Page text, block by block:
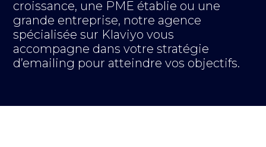
croissance, une PME établie ou une
grande entreprise, notre agence
spécialisée sur Klaviyo vous
accompagne dans votre stratégie
d’emailing pour atteindre vos objectifs.